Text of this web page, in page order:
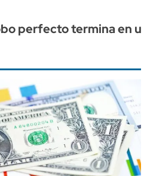
perfecto termina en